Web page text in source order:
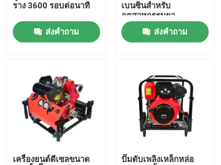
ควบคุมคุณภาพ
ติดต่อเรา
คดี
เครื่องกำเนิดไฟฟ้าเชื่อมน้ำมัน
เครื่องกำเนิดไฟฟ้าเชื่อมดีเซล
ราง 3600 รอบต่อนาที
ส่งคำถาม
เบนซินสำหรับ
อุตสาหกรรมยา
ส่งคำถาม
เครื่องยนต์ดีเซลขนาด
ปั๊มดับเพลิงเหล็กหล่อ